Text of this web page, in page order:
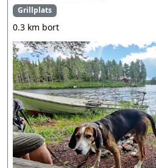
Grillplats
0.3 km bort